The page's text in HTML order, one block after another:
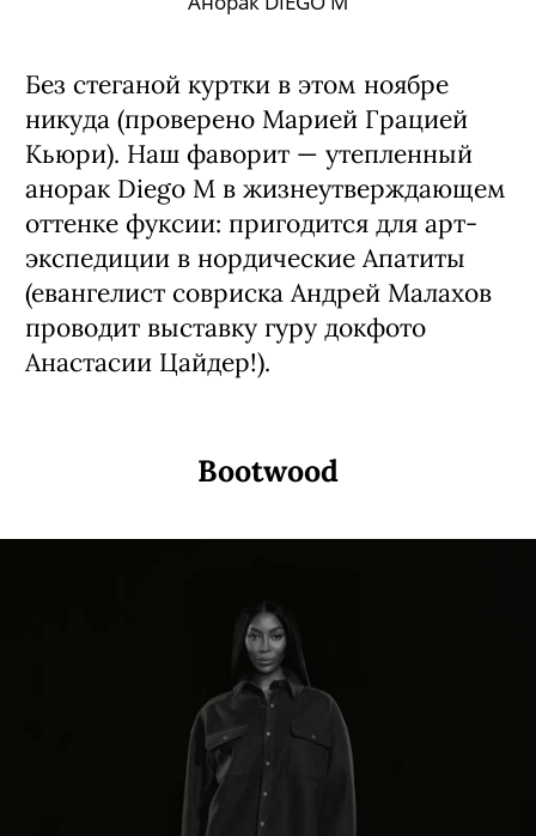
Без стеганой куртки в этом ноябре
никуда (проверено Марией Грацией
Кьюри). Наш фаворит — утепленный
анорак Diego M в жизнеутверждающем
оттенке фуксии: пригодится для арт-
экспедиции в нордические Апатиты
(евангелист совриска Андрей Малахов
проводит выставку гуру докфото
Анастасии Цайдер!).
Bootwood